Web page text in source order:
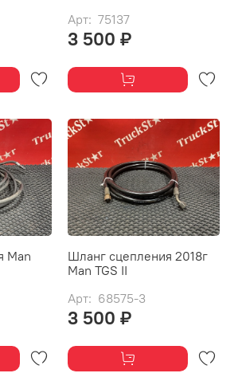
Арт: 75137
3 500 ₽
Man
Шланг сцепления 2018г
Man TGS II
Арт: 68575-3
3 500 ₽